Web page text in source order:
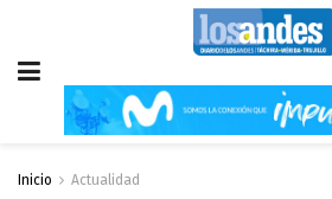
Inicio Actualidad